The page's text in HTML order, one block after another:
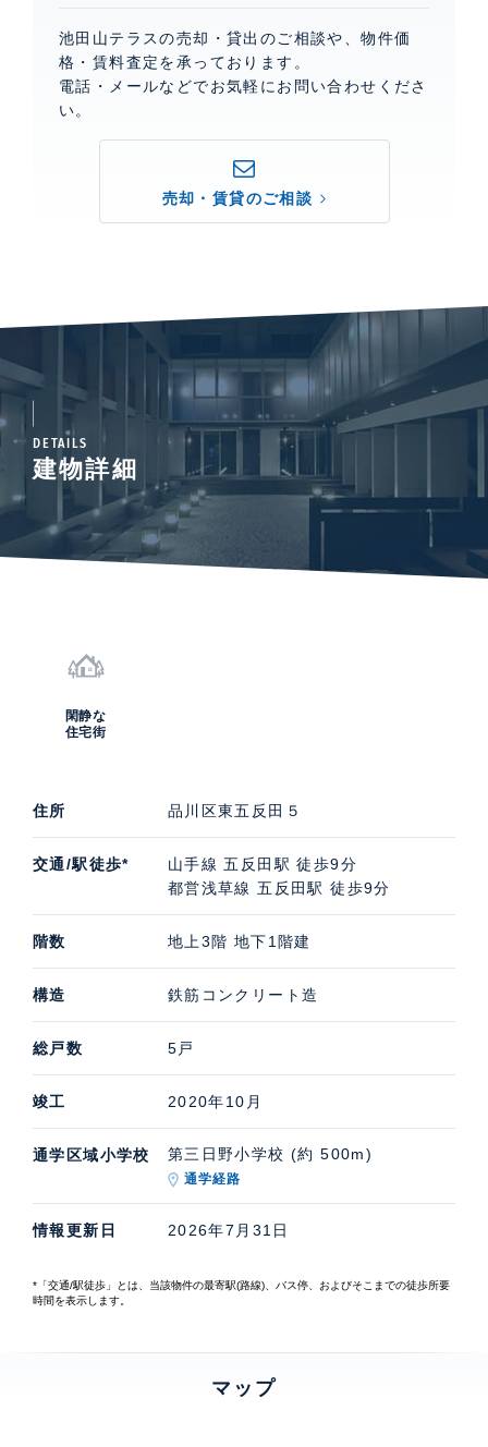
池田山テラスの売却・貸出のご相談や、物件価
格・賃料査定を承っております。
電話・メールなどでお気軽にお問い合わせくださ
い。
売却・賃貸のご相談
DETAILS
建物詳細
閑静な
住宅街
住所 品川区東五反田５
交通/駅徒歩*
山手線 五反田駅 徒歩9分
都営浅草線 五反田駅 徒歩9分
階数 地上3階 地下1階建
構造 鉄筋コンクリート造
総戸数 5戸
竣工 2020年10月
通学区域小学校 第三日野小学校 (約 500m)
通学経路
情報更新日 2026年7月31日
*「交通/駅徒歩」とは、当該物件の最寄駅(路線)、バス停、およびそこまでの徒歩所要
時間を表示します。
マップ